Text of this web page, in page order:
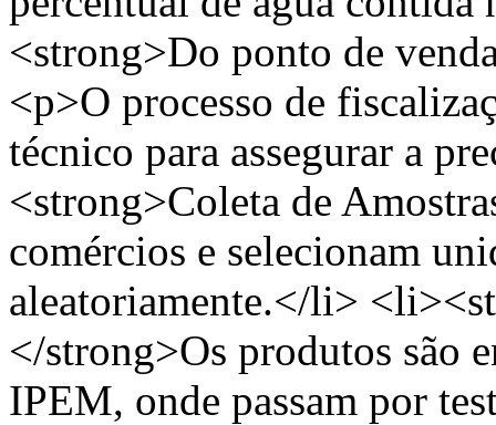
<strong>Do ponto de
<p>O processo de
técnico para assegurar a
<strong>Coleta de
comércios e selecionam
aleatoriamente.</li>
</strong>Os produtos são
IPEM, onde passam por